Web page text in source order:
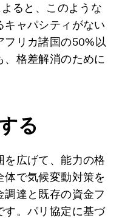
ると、このような
キャパシティがない
フリカ諸国の50%以
、格差解消のために
る
広げて、能力の格
で気候変動対策を
達と既存の資金フ
す。パリ協定に基づ